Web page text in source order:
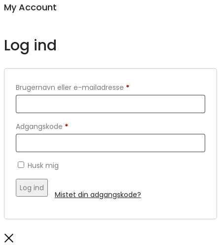
My Account
Log ind
Brugernavn eller e-mailadresse *
Adgangskode *
Husk mig
Log ind
Mistet din adgangskode?